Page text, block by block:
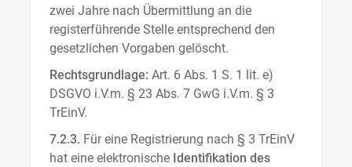
zwei Jahre nach Übermittlung an die
registerführende Stelle entsprechend den
gesetzlichen Vorgaben gelöscht.
Rechtsgrundlage: Art. 6 Abs. 1 S. 1 lit. e)
DSGVO i.V.m. § 23 Abs. 7 GwG i.V.m. § 3
TrEinV.
7.2.3. Für eine Registrierung nach § 3 TrEinV
hat eine elektronische Identifikation des